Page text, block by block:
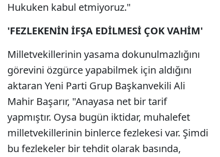
Hukuken kabul etmiyoruz."
'FEZLEKENİN İFŞA EDİLMESİ ÇOK VAHİM'
Milletvekillerinin yasama dokunulmazlığını
görevini özgürce yapabilmek için aldığını
aktaran Yeni Parti Grup Başkanvekili Ali
Mahir Başarır, "Anayasa net bir tarif
yapmıştır. Oysa bugün iktidar, muhalefet
milletvekillerinin binlerce fezlekesi var. Şimdi
bu fezlekeler bir tehdit olarak basında,